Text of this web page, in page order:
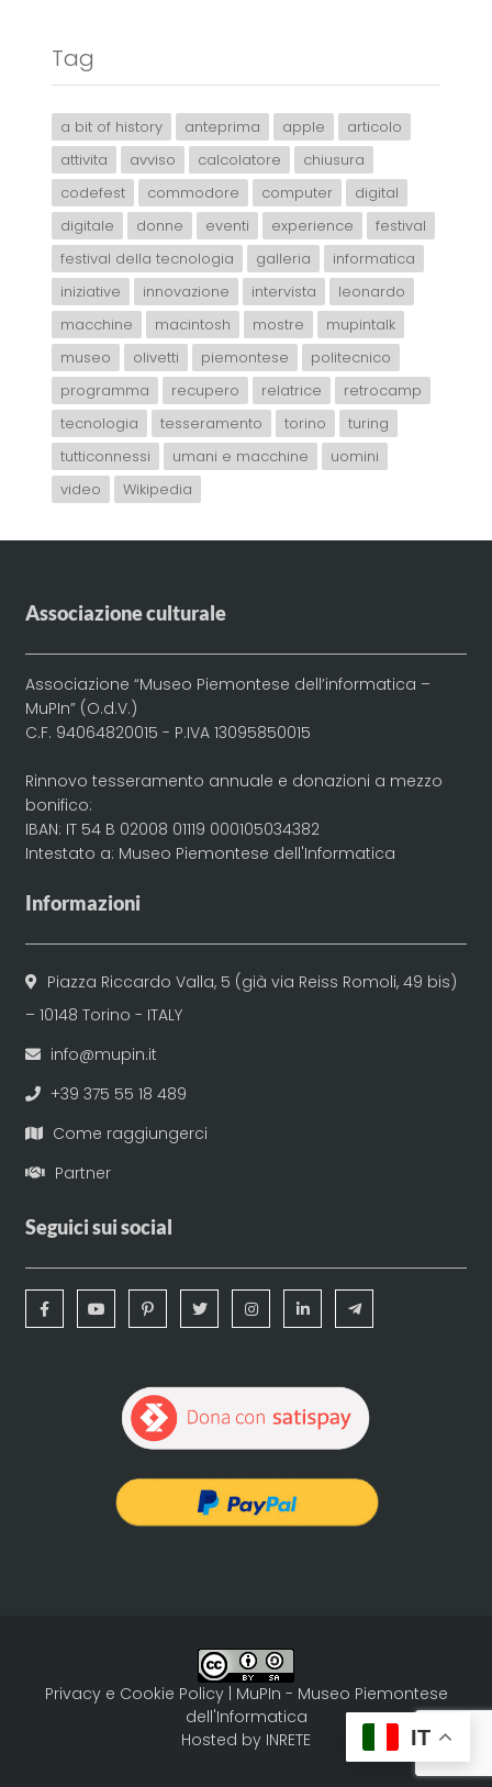
Tag
a bit of history anteprima apple
articolo
attivita
avviso calcolatore
chiusura
codefest
commodore computer
digital
digitale
donne eventi experience
festival
festival della tecnologia
galleria
informatica
iniziative
innovazione intervista
leonardo
macchine
macintosh mostre
mupintalk
museo
olivetti piemontese
politecnico
programma
recupero relatrice
retrocamp
tecnologia
tesseramento torino
turing
tutticonnessi
umani e macchine
uomini
video
Wikipedia
Associazione culturale
Associazione “Museo Piemontese dell’informatica –
MuPIn” (O.d.V.)
C.F. 94064820015 - P.IVA 13095850015
Rinnovo tesseramento annuale e donazioni a mezzo
bonifico:
IBAN: IT 54 B 02008 01119 000105034382
Intestato a: Museo Piemontese dell'Informatica
Informazioni
Piazza Riccardo Valla, 5 (già via Reiss Romoli, 49 bis)
– 10148 Torino - ITALY
info@mupin.it
+39 375 55 18 489
Come raggiungerci
Partner
Seguici sui social
Privacy e Cookie Policy| MuPIn - Museo Piemontese
dell'Informatica
Hosted by INRETE IT